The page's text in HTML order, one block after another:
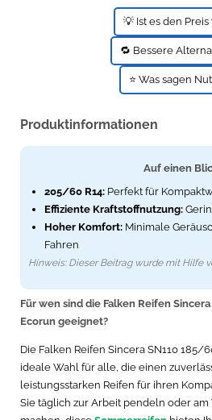
💡 Ist es den Preis
🔁 Bessere
⭐ Was sagen
Produktinformationen
Auf einen
205/60 R14: Perfekt für
Effiziente Kraftstoffnutzung:
Hoher Komfort: Minimale
Fahren
Hinweis: Dieser Beitrag wurde mit Hilfe
Für wen sind die Falken Reifen
Ecorun geeignet?
Die Falken Reifen Sincera SN110 185/
ideale Wahl für alle, die einen
leistungsstarken Reifen für ihren
Sie täglich zur Arbeit pendeln oder